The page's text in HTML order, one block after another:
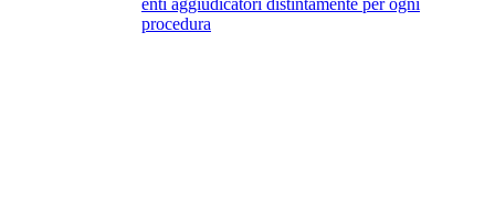
enti aggiudicatori distintamente per ogni
procedura